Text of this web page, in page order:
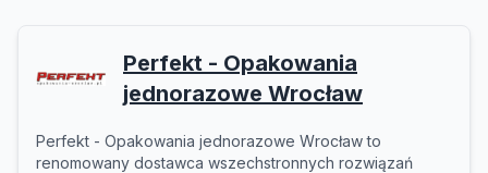
Perfekt - Opakowania
jednorazowe Wrocław
Perfekt - Opakowania jednorazowe Wrocław to
renomowany dostawca wszechstronnych rozwiązań